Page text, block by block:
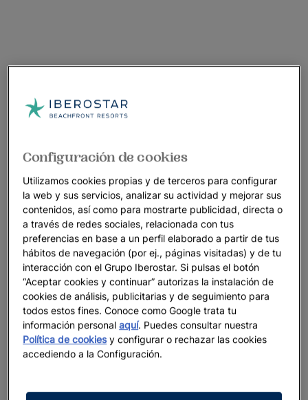
Configuración de cookies
Utilizamos cookies propias y de terceros para configurar
la web y sus servicios, analizar su actividad y mejorar sus
contenidos, así como para mostrarte publicidad, directa o
a través de redes sociales, relacionada con tus
preferencias en base a un perfil elaborado a partir de tus
hábitos de navegación (por ej., páginas visitadas) y de tu
interacción con el Grupo Iberostar. Si pulsas el botón
“Aceptar cookies y continuar” autorizas la instalación de
cookies de análisis, publicitarias y de seguimiento para
todos estos fines. Conoce como Google trata tu
información personalaquí. Puedes consultar nuestra
Política de cookiesy configurar o rechazar las cookies
accediendo a la Configuración.